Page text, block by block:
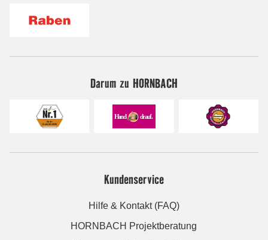
Darum zu HORNBACH
Kundenservice
Hilfe & Kontakt (FAQ)
HORNBACH Projektberatung